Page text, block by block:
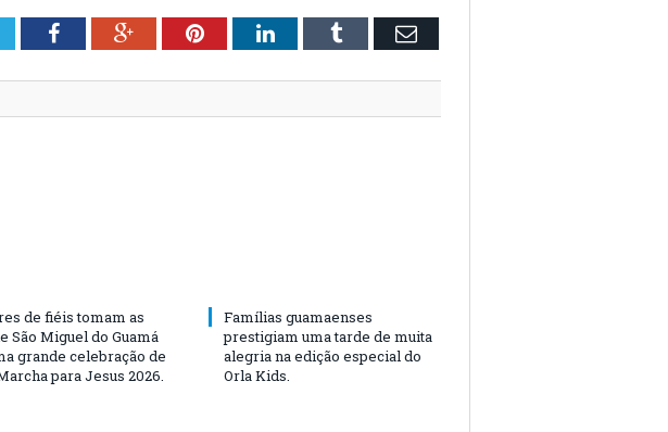
FacebookGoogle+PinterestLinkedInTumblr Email
de fiéis tomam as
São Miguel do Guamá
grande celebração de
para Jesus 2026.
Famílias guamaenses
prestigiam uma tarde de muita
alegria na edição especial do
Orla Kids.